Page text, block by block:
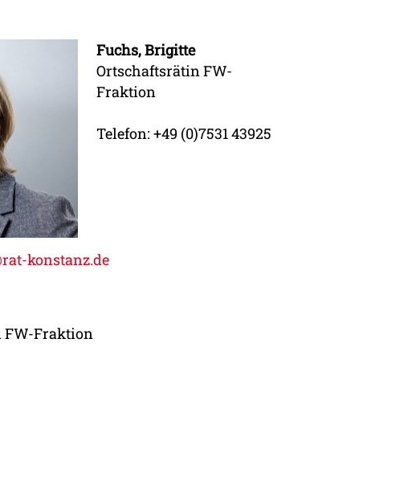
Fuchs, Brigitte
Ortschaftsrätin FW-
Fraktion
Telefon: +49 (0)7531 43925
konstanz.de
FW-Fraktion